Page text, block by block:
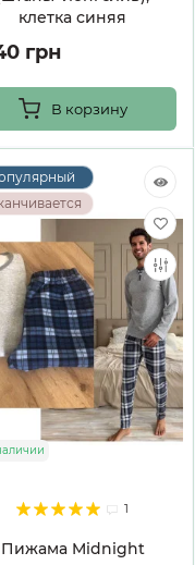
клетка синяя
грн
В корзину
1
Пижама Midnight